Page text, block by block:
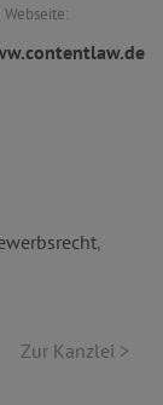
Webseite:
,
Zur Kanzlei >